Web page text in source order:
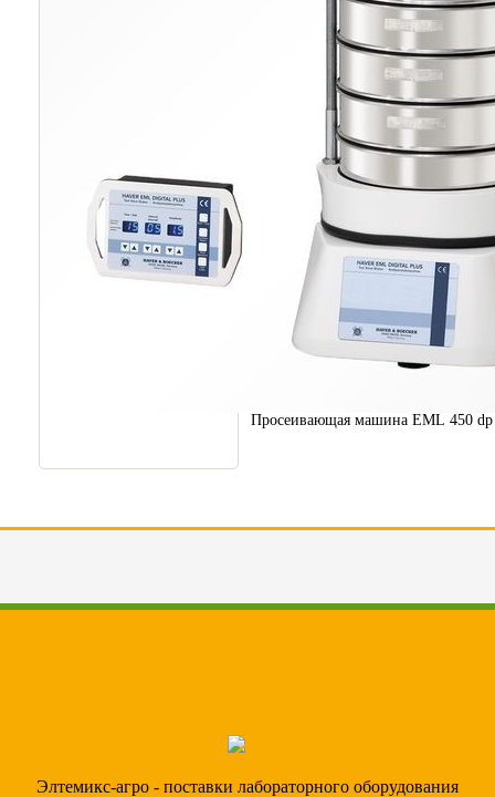
Просеивающая машина EML 450 dp
Элтемикс-агро - поставки лабораторного оборудования